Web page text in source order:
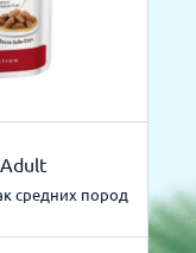
средних пород